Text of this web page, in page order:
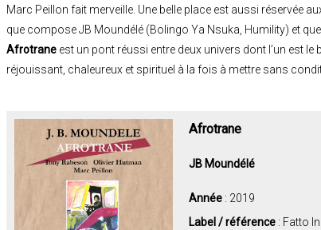
Marc Peillon fait merveille. Une belle place est aussi réservée
que compose JB Moundélé (Bolingo Ya Nsuka, Humility) et
Afrotrane est un pont réussi entre deux univers dont l’un est le
réjouissant, chaleureux et spirituel à la fois à mettre sans
Afrotrane
JB Moundélé
Année: 2019
Label / référence: Fatto